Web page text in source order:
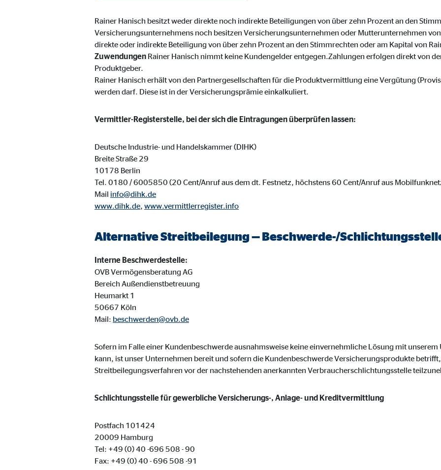
Rainer Hanisch besitzt weder direkte noch indirekte Beteiligungen von über zehn Prozent an den
Versicherungsunternehmens noch besitzen Versicherungsunternehmen oder Mutterunternehmen
direkte oder indirekte Beteiligung von über zehn Prozent an den Stimmrechten oder am Kapital von
Zuwendungen Rainer Hanisch nimmt keine Kundengelder entgegen.Zahlungen erfolgen direkt von
Produktgeber.
Rainer Hanisch erhält von den Partnergesellschaften für die Produktvermittlung eine Vergütung
werden darf. Diese ist in der Versicherungsprämie einkalkuliert.
Vermittler-Registerstelle, bei der sich die Eintragungen überprüfen lassen:
Deutsche Industrie- und Handelskammer (DIHK)
Breite Straße 29
10178 Berlin
Tel. 0180 / 6005850 (20 Cent/Anruf aus dem dt. Festnetz, höchstens 60 Cent/Anruf aus
Mail info@dihk.de
www.dihk.de, www.vermittlerregister.info
Alternative Streitbeilegung — Beschwerde-/
Interne Beschwerdestelle:
OVB Vermögensberatung AG
Bereich Außendienstbetreuung
Heumarkt 1
50667 Köln
Mail: beschwerden@ovb.de
Sofern im Falle einer Kundenbeschwerde ausnahmsweise keine einvernehmliche Lösung mit
kann, ist unser Unternehmen bereit und sofern die Kundenbeschwerde Versicherungsprodukte
Streitbeilegungsverfahren vor der nachstehenden anerkannten Verbraucherschlichtungsstelle
Schlichtungsstelle für gewerbliche Versicherungs-, Anlage- und Kreditvermittlung
Postfach 101424
20009 Hamburg
Tel: +49 (0) 40 -696 508 - 90
Fax: +49 (0) 40 - 696 508 -91
Marketing Cookies werden eingesetzt, um personalisierte Werbung anzuzeigen. Zu diesem Zweck werden die Daten an
Besucher über die Websites hinweg verfolgen.
Facebook Pixel | Empfänger: OVB, Facebook Ireland Ltd.
_fbp
Cookie Laufzeit: 3 Monate
Adform | Empfänger: OVB, Adform A/S
ad campaign
Externe Medien
Inhalte von Video- und Kartenplattformen werden beim Besuch unserer Webseite standardmäßig blockiert. Durch das
Google Maps | Empfänger: OVB, Google Ireland Ltd.
google_maps
Einbinden von interaktiven Google Karten
Cookie Laufzeit:
YouTube | Empfänger: OVB, Google Ireland Ltd.